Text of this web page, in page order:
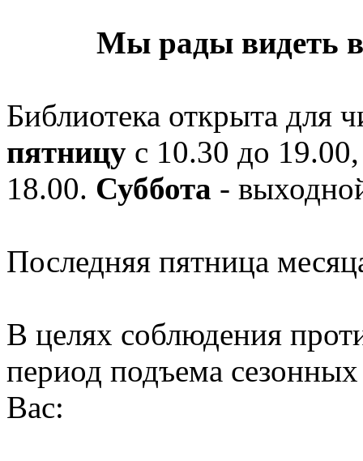
Мы рады видеть
Библиотека открыта для
пятницу с 10.30 до
18.00. Суббота -
Последняя пятница
В целях соблюдения
период подъема
Вас: